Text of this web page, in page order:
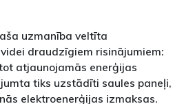
uzmanība veltīta
draudzīgiem risinājumiem:
atjaunojamās enerģijas
tiks uzstādīti saules paneļi,
elektroenerģijas izmaksas.